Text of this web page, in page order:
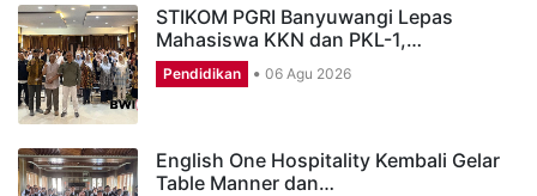
STIKOM PGRI Banyuwangi Lepas
Mahasiswa KKN dan PKL-1,…
Pendidikan 06 Agu 2026
English One Hospitality Kembali Gelar
Table Manner dan…